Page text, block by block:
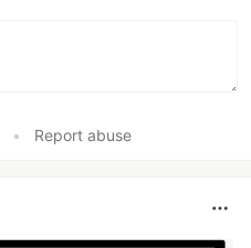
• Report abuse